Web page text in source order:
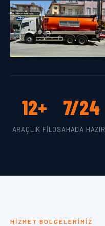
12+
ARAÇLIK FILO
7/24
SAHADA HAZIR
HIZMET BÖLGELERIMIZ